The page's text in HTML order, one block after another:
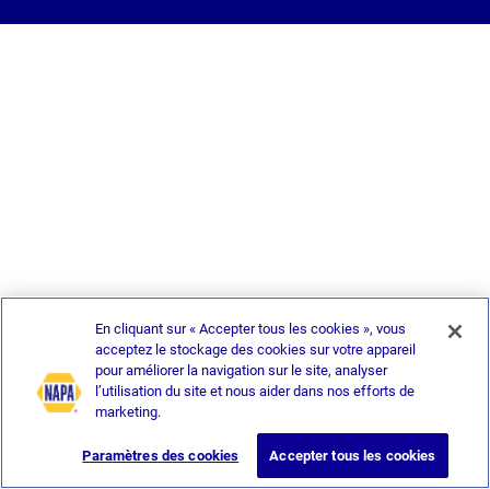
En cliquant sur « Accepter tous les cookies », vous
acceptez le stockage des cookies sur votre appareil
pour améliorer la navigation sur le site, analyser
l’utilisation du site et nous aider dans nos efforts de
marketing.
Paramètres des cookies Accepter tous les cookies